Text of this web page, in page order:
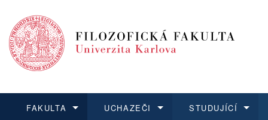
FAKULTA UCHAZEČI STUDUJÍCÍ